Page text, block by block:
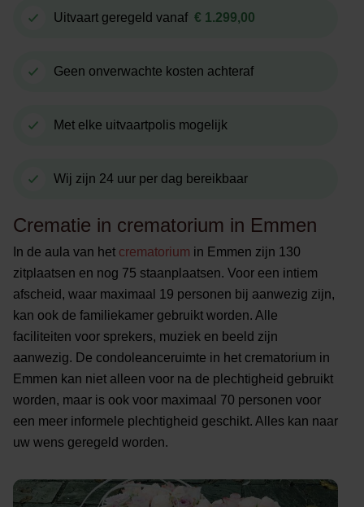
Crematie in crematorium in Emmen
In de aula van het crematorium in Emmen zijn 130
zitplaatsen en nog 75 staanplaatsen. Voor een intiem
afscheid, waar maximaal 19 personen bij aanwezig zijn,
kan ook de familiekamer gebruikt worden. Alle
faciliteiten voor sprekers, muziek en beeld zijn
aanwezig. De condoleanceruimte in het crematorium in
Emmen kan niet alleen voor na de plechtigheid gebruikt
worden, maar is ook voor maximaal 70 personen voor
een meer informele plechtigheid geschikt. Alles kan naar
uw wens geregeld worden.
Uitvaart geregeld vanaf € 1.299,00
Geen onverwachte kosten achteraf
Met elke uitvaartpolis mogelijk
Wij zijn 24 uur per dag bereikbaar